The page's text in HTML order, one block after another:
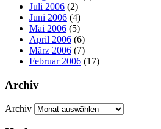
Juli 2006 (2)
Juni 2006 (4)
Mai 2006 (5)
April 2006 (6)
März 2006 (7)
Februar 2006 (17)
Archiv
Archiv